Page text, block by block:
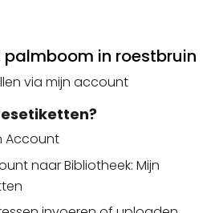
in roestbruin
via mijn account
Account
naar Bibliotheek: Mijn